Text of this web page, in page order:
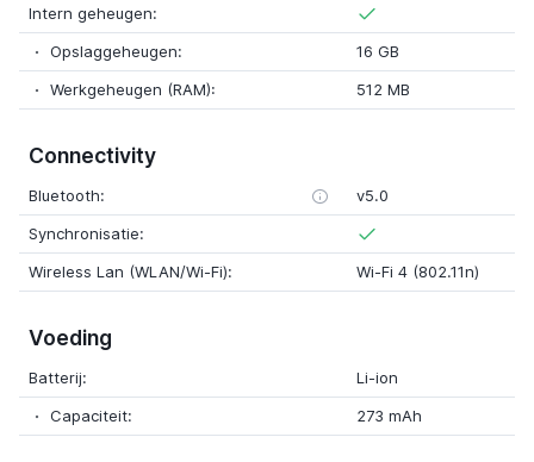
Intern geheugen:
Opslaggeheugen:
16 GB
Werkgeheugen (RAM):
512 MB
Connectivity
Bluetooth:
v5.0
Synchronisatie:
Wireless Lan (WLAN/Wi-Fi):
Wi-Fi 4 (802.11n)
Voeding
Batterij:
Li-ion
Capaciteit:
273 mAh